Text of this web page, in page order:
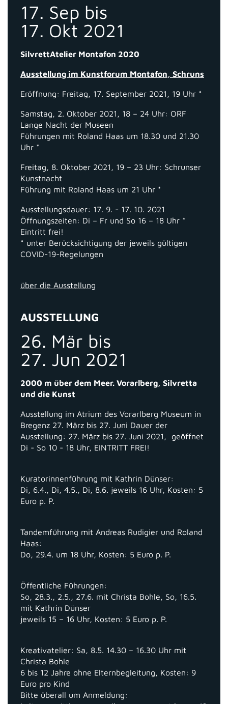
17. Sep bis
17. Okt 2021
SilvrettAtelier Montafon 2020
Ausstellung im Kunstforum Montafon, Schruns
Eröffnung: Freitag, 17. September 2021, 19 Uhr *
Samstag, 2. Oktober 2021, 18 – 24 Uhr: ORF
Lange Nacht der Museen
Führungen mit Roland Haas um 18.30 und 21.30
Uhr *
Freitag, 8. Oktober 2021, 19 – 23 Uhr: Schrunser
Kunstnacht
Führung mit Roland Haas um 21 Uhr *
Ausstellungsdauer: 17. 9. - 17. 10. 2021
Öffnungszeiten: Di – Fr und So 16 – 18 Uhr *
Eintritt frei!
* unter Berücksichtigung der jeweils gültigen
COVID-19-Regelungen
über die Ausstellung
AUSSTELLUNG
26. Mär bis
27. Jun 2021
2000 m über dem Meer. Vorarlberg, Silvretta
und die Kunst
Ausstellung im Atrium des Vorarlberg Museum in
Bregenz 27. März bis 27. Juni Dauer der
Ausstellung: 27. März bis 27. Juni 2021, geöffnet
Di - So 10 - 18 Uhr, EINTRITT FREI!
Kuratorinnenführung mit Kathrin Dünser:
Di, 6.4., Di, 4.5., Di, 8.6. jeweils 16 Uhr, Kosten: 5
Euro p. P.
Tandemführung mit Andreas Rudigier und Roland
Haas:
Do, 29.4. um 18 Uhr, Kosten: 5 Euro p. P.
Öffentliche Führungen:
So, 28.3., 2.5., 27.6. mit Christa Bohle, So, 16.5.
mit Kathrin Dünser
jeweils 15 – 16 Uhr, Kosten: 5 Euro p. P.
Kreativatelier: Sa, 8.5. 14.30 – 16.30 Uhr mit
Christa Bohle
6 bis 12 Jahre ohne Elternbegleitung, Kosten: 9
Euro pro Kind
Bitte überall um Anmeldung: